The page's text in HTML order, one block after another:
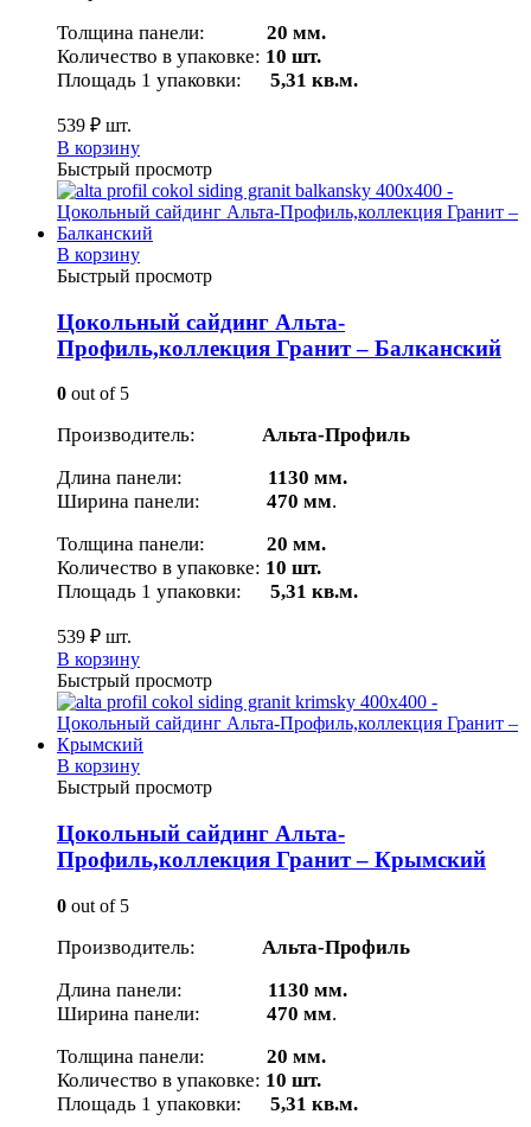
Толщина панели: 20 мм.
Количество в упаковке: 10 шт.
Площадь 1 упаковки: 5,31 кв.м.
539 ₽ шт.
В корзину
Быстрый просмотр
В корзину
Быстрый просмотр
Цокольный сайдинг Альта-
Профиль,коллекция Гранит – Балканский
0 out of 5
Производитель: Альта-Профиль
Длина панели: 1130 мм.
Ширина панели: 470 мм.
Толщина панели: 20 мм.
Количество в упаковке: 10 шт.
Площадь 1 упаковки: 5,31 кв.м.
539 ₽ шт.
В корзину
Быстрый просмотр
В корзину
Быстрый просмотр
Цокольный сайдинг Альта-
Профиль,коллекция Гранит – Крымский
0 out of 5
Производитель: Альта-Профиль
Длина панели: 1130 мм.
Ширина панели: 470 мм.
Толщина панели: 20 мм.
Количество в упаковке: 10 шт.
Площадь 1 упаковки: 5,31 кв.м.